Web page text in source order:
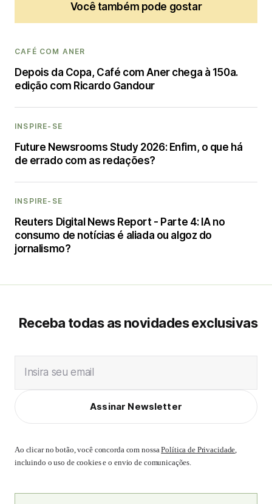
Você também pode gostar
CAFÉ COM ANER
Depois da Copa, Café com Aner chega à 150a.
edição com Ricardo Gandour
INSPIRE-SE
Future Newsrooms Study 2026: Enfim, o que há
de errado com as redações?
INSPIRE-SE
Reuters Digital News Report - Parte 4: IA no
consumo de notícias é aliada ou algoz do
jornalismo?
Receba todas as novidades exclusivas
Insira seu email
Assinar Newsletter
Ao clicar no botão, você concorda com nossaPolítica de Privacidade,
incluindo o uso de cookies e o envio de comunicações.